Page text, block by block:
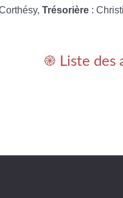
Trésorière :
֎ Liste des